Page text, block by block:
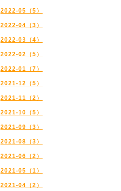
2022-05（5）
2022-04（3）
2022-03（4）
2022-02（5）
2022-01（7）
2021-12（5）
2021-11（2）
2021-10（5）
2021-09（3）
2021-08（3）
2021-06（2）
2021-05（1）
2021-04（2）